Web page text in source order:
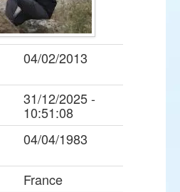
04/02/2013
31/12/2025 -
10:51:08
04/04/1983
France